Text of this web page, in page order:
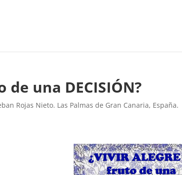
de una DECISIÓN?
Rojas Nieto. Las Palmas de Gran Canaria, España.